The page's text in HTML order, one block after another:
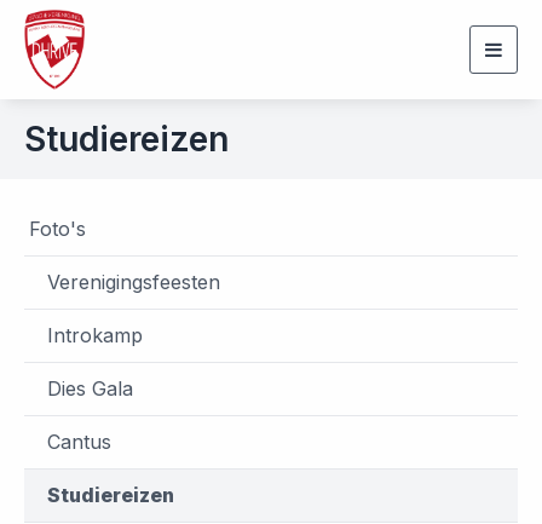
Studiereizen
Foto's
Verenigingsfeesten
Introkamp
Dies Gala
Cantus
Studiereizen